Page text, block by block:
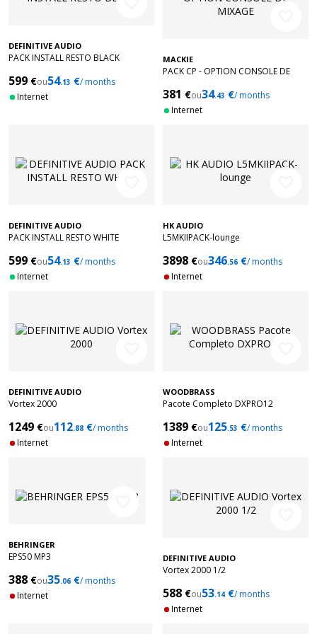
DEFINITIVE AUDIO
PACK INSTALL RESTO BLACK
599 €ou54.13 €/ months
Internet
MACKIE
PACK CP - OPTION CONSOLE DE
381 €ou34.43 €/ months
Internet
DEFINITIVE AUDIO
PACK INSTALL RESTO WHITE
599 €ou54.13 €/ months
Internet
HK AUDIO
L5MKIIPACK-lounge
3898 €ou346.56 €/ months
Internet
DEFINITIVE AUDIO
Vortex 2000
1249 €ou112.88 €/ months
Internet
WOODBRASS
Pacote Completo DXPRO12
1389 €ou125.53 €/ months
Internet
BEHRINGER
EPS50 MP3
388 €ou35.06 €/ months
Internet
DEFINITIVE AUDIO
Vortex 2000 1/2
588 €ou53.14 €/ months
Internet